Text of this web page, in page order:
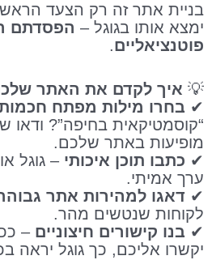
בניית אתר זה רק הצעד
ימצא אותו בגוגל – הפסדתם
פוטנציאליים.
💡 איך לקדם את האתר
✔ בחרו מילות מפתח
“קוסמטיקאית בחיפה”? ודאו
מופיעות באתר שלכם.
✔ כתבו תוכן איכותי – גוגל
ערך אמיתי.
✔ דאגו למהירות אתר
לקוחות שנטשים מהר.
✔ בנו קישורים חיצוניים –
יקשרו אליכם, כך גוגל יראה